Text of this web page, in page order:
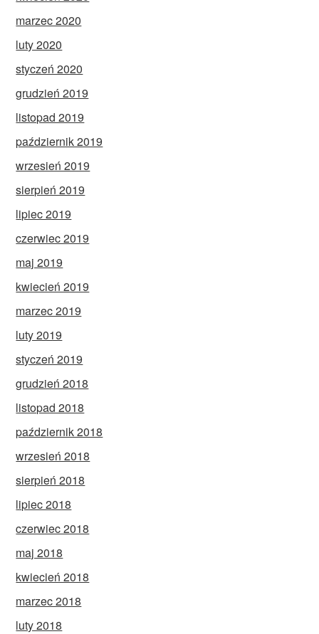
marzec 2020
luty 2020
styczeń 2020
grudzień 2019
listopad 2019
październik 2019
wrzesień 2019
sierpień 2019
lipiec 2019
czerwiec 2019
maj 2019
kwiecień 2019
marzec 2019
luty 2019
styczeń 2019
grudzień 2018
listopad 2018
październik 2018
wrzesień 2018
sierpień 2018
lipiec 2018
czerwiec 2018
maj 2018
kwiecień 2018
marzec 2018
luty 2018